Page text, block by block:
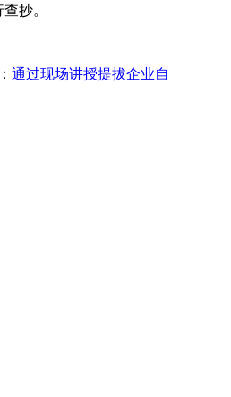
抄。
通过现场讲授提拔企业自